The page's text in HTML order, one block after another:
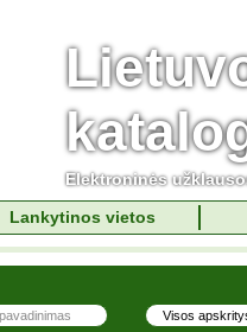
Elektroninės
Lankytinos vietos